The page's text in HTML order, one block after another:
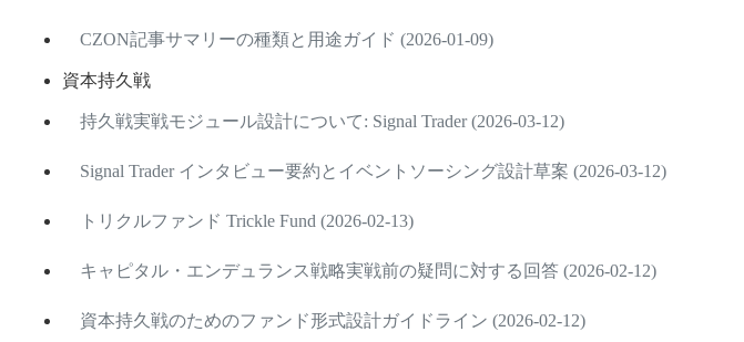
CZON記事サマリーの種類と用途ガイド (2026-01-09)
資本持久戦
持久戦実戦モジュール設計について: Signal Trader (2026-03-12)
Signal Trader インタビュー要約とイベントソーシング設計草案 (2026-03-12)
トリクルファンド Trickle Fund (2026-02-13)
キャピタル・エンデュランス戦略実戦前の疑問に対する回答 (2026-02-12)
資本持久戦のためのファンド形式設計ガイドライン (2026-02-12)